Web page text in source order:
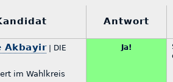
Antwort
Akbayir| DIE
im Wahlkreis
Ja!